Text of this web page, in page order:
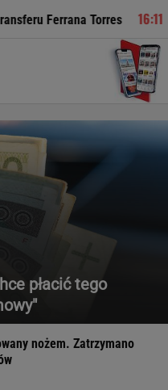
Torres Szelągowska
płacić tego
nożem. Zatrzymano